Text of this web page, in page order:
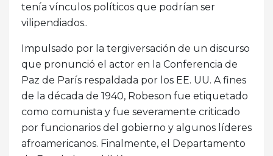
tenía vínculos políticos que podrían ser
vilipendiados..
Impulsado por la tergiversación de un discurso
que pronunció el actor en la Conferencia de
Paz de París respaldada por los EE. UU. A fines
de la década de 1940, Robeson fue etiquetado
como comunista y fue severamente criticado
por funcionarios del gobierno y algunos líderes
afroamericanos. Finalmente, el Departamento